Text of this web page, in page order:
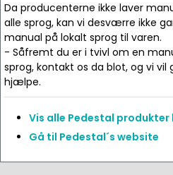
Da producenterne ikke laver
alle sprog, kan vi desværre ikke
manual på lokalt sprog til varen.
- Såfremt du er i tvivl om en
sprog, kontakt os da blot, og vi vil
hjælpe.
Vis alle Pedestal
Gå til Pedestal´s website